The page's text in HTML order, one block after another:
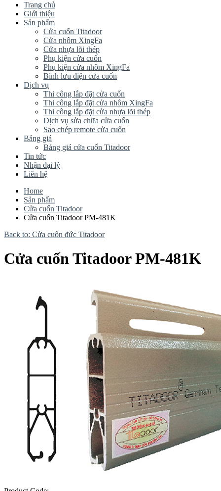
Trang chủ
Giới thiệu
Sản phẩm
Cửa cuốn Titadoor
Cửa nhôm XingFa
Cửa nhựa lõi thép
Phụ kiện cửa cuốn
Phụ kiện cửa nhôm XingFa
Bình lưu điện cửa cuốn
Dịch vụ
Thi công lắp đặt cửa cuốn
Thi công lắp đặt cửa nhôm XingFa
Thi công lắp đặt cửa nhựa lõi thép
Dịch vụ sửa chữa cửa cuốn
Sao chép remote cửa cuốn
Bảng giá
Bảng giá cửa cuốn Titadoor
Tin tức
Nhận đại lý
Liên hệ
Home
Sản phẩm
Cửa cuốn Titadoor
Cửa cuốn Titadoor PM-481K
Back to: Cửa cuốn đức Titadoor
Cửa cuốn Titadoor PM-481K